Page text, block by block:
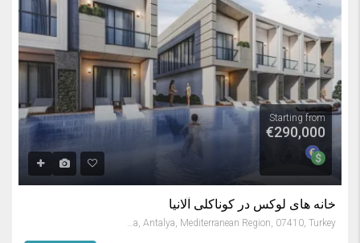
Starting from
€290,000
خانه های لوکس در کوناکلی آلانیا